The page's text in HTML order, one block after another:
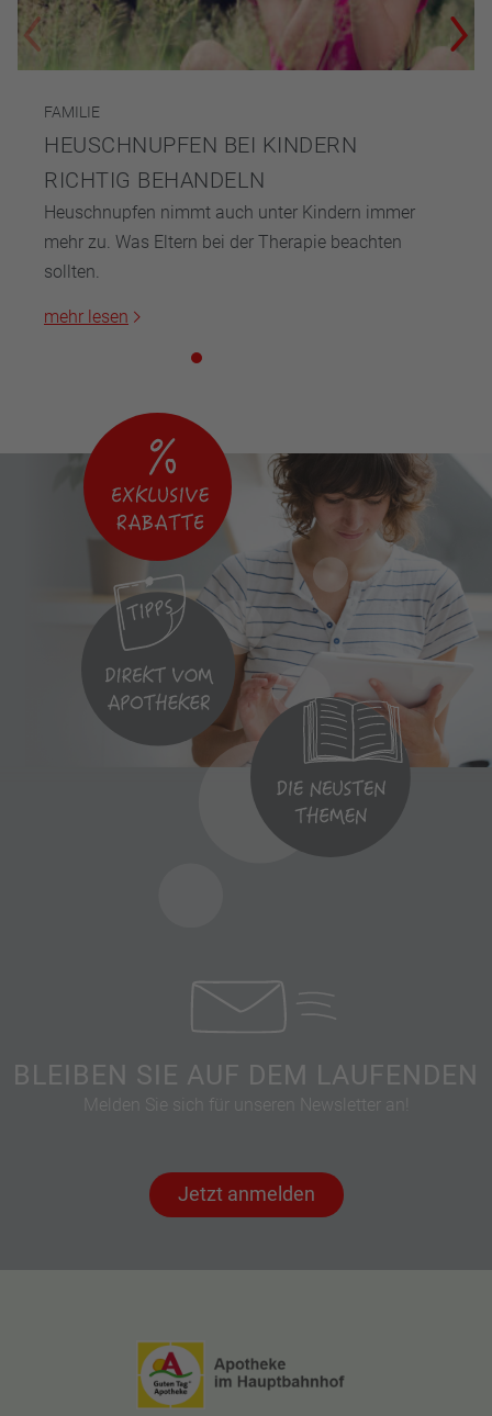
FAMILIE
HEUSCHNUPFEN BEI KINDERN
RICHTIG BEHANDELN
Heuschnupfen nimmt auch unter Kindern immer
mehr zu. Was Eltern bei der Therapie beachten
sollten.
mehr lesen
BLEIBEN SIE AUF DEM LAUFENDEN
Melden Sie sich für unseren Newsletter an!
Jetzt anmelden